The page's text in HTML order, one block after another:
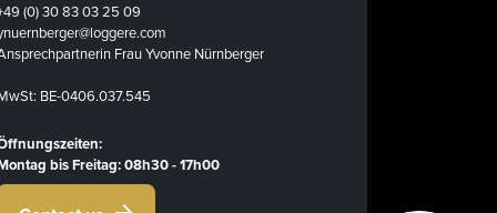
(0) 30 83 03 25 09
Frau Yvonne Nürnberger
BE-0406.037.545
bis Freitag: 08h30 - 17h00